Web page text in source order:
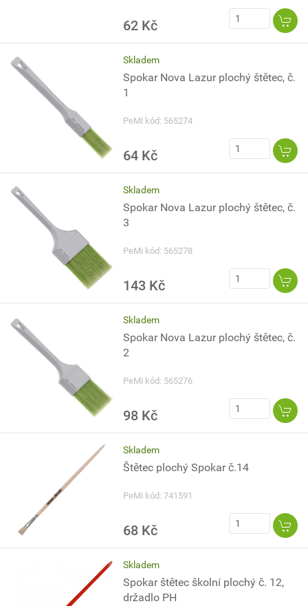
62 Kč
Skladem
Spokar Nova Lazur plochý štětec, č.
1
PeMi kód: 565274
64 Kč
Skladem
Spokar Nova Lazur plochý štětec, č.
3
PeMi kód: 565278
143 Kč
Skladem
Spokar Nova Lazur plochý štětec, č.
2
PeMi kód: 565276
98 Kč
Skladem
Štětec plochý Spokar č.14
PeMi kód: 741591
68 Kč
Skladem
Spokar štětec školní plochý č. 12,
držadlo PH